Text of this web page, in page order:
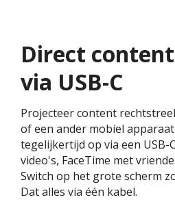
Direct
via USB-C
Projecteer content
of een ander mobiel
tegelijkertijd op via een USB-
video's, FaceTime met
Switch op het grote scherm
Dat alles via één kabel.